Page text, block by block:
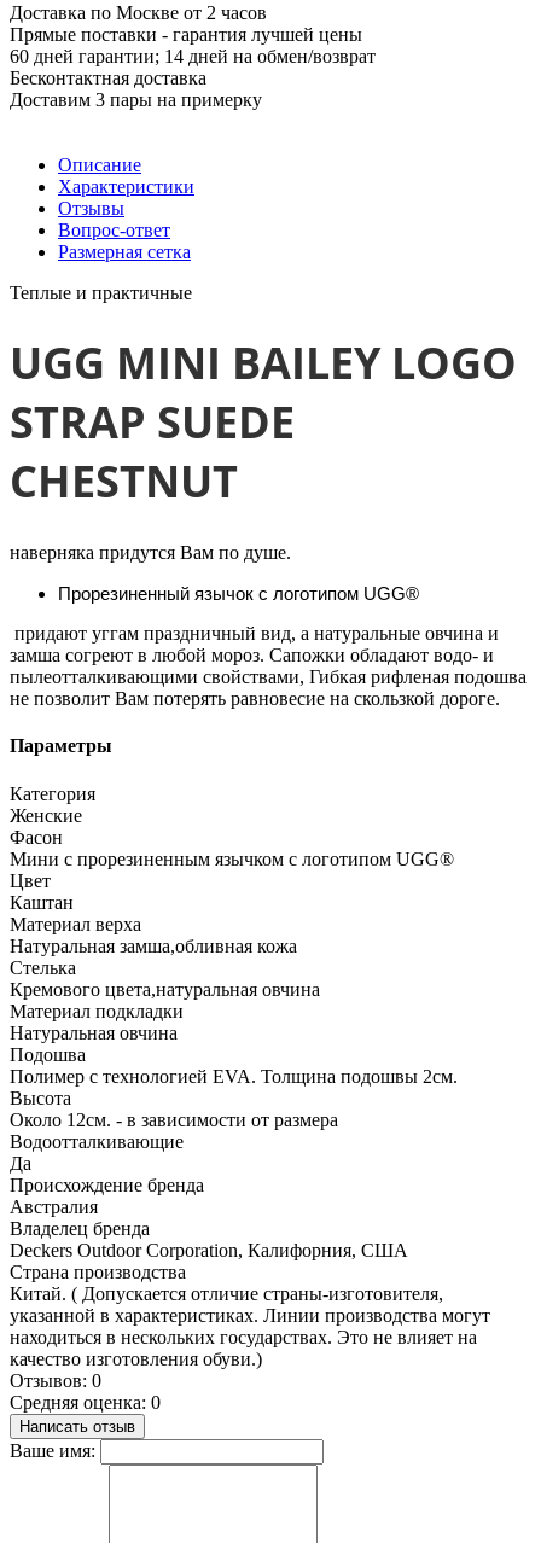
Доставка по Москве от 2 часов
Прямые поставки - гарантия лучшей цены
60 дней гарантии; 14 дней на обмен/возврат
Бесконтактная доставка
Доставим 3 пары на примерку
Описание
Характеристики
Отзывы
Вопрос-ответ
Размерная сетка
Теплые и практичные
UGG MINI BAILEY LOGO
STRAP SUEDE
CHESTNUT
наверняка придутся Вам по душе.
Прорезиненный язычок с логотипом UGG®
придают уггам праздничный вид, а натуральные овчина и
замша согреют в любой мороз. Сапожки обладают водо- и
пылеотталкивающими свойствами, Гибкая рифленая подошва
не позволит Вам потерять равновесие на скользкой дороге.
Параметры
Категория
Женские
Фасон
Мини с прорезиненным язычком с логотипом UGG®
Цвет
Каштан
Материал верха
Натуральная замша,обливная кожа
Стелька
Кремового цвета,натуральная овчина
Материал подкладки
Натуральная овчина
Подошва
Полимер с технологией EVA. Толщина подошвы 2см.
Высота
Около 12см. - в зависимости от размера
Водоотталкивающие
Да
Происхождение бренда
Австралия
Владелец бренда
Deckers Outdoor Corporation, Калифорния, США
Страна производства
Китай. ( Допускается отличие страны-изготовителя,
указанной в характеристиках. Линии производства могут
находиться в нескольких государствах. Это не влияет на
качество изготовления обуви.)
Отзывов: 0
Средняя оценка: 0
Написать отзыв
Ваше имя: